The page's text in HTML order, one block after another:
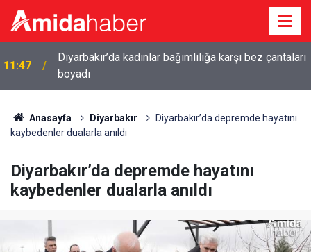
11:47
Diyarbakır’da kadınlar bağımlılığa karşı bez çantaları
boyadı
Anasayfa Diyarbakır
Diyarbakır’da depremde hayatını
kaybedenler dualarla anıldı
Diyarbakır’da depremde hayatını
kaybedenler dualarla anıldı